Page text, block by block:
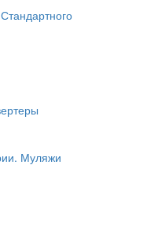
Стандартного
Муляжи